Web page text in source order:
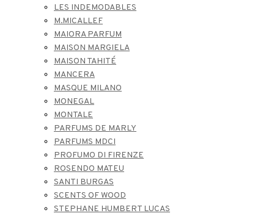
LES INDEMODABLES
M.MICALLEF
MAIORA PARFUM
MAISON MARGIELA
MAISON TAHITÉ
MANCERA
MASQUE MILANO
MONEGAL
MONTALE
PARFUMS DE MARLY
PARFUMS MDCI
PROFUMO DI FIRENZE
ROSENDO MATEU
SANTI BURGAS
SCENTS OF WOOD
STEPHANE HUMBERT LUCAS